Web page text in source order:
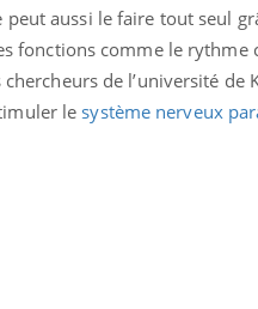
aussi le faire tout seul
fonctions comme le rythme
de l’université de
le système nerveux